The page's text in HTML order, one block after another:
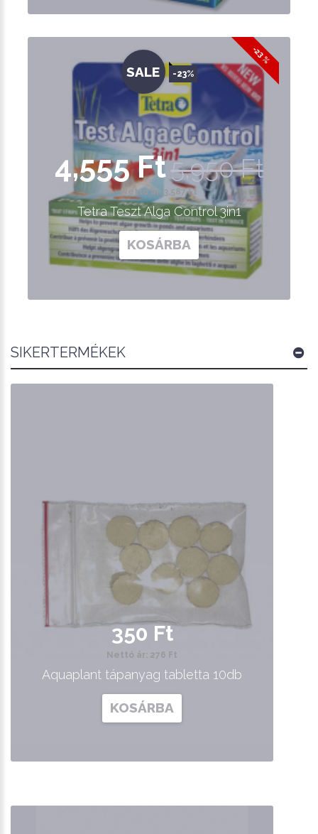
-23 %
SALE -23%
4,555 Ft5,950 Ft
Nettó ár: 3,587 Ft
Tetra Teszt Alga Control 3in1
KOSÁRBA
SIKERTERMÉKEK
350 Ft
Nettó ár: 276 Ft
Aquaplant tápanyag tabletta 10db
KOSÁRBA